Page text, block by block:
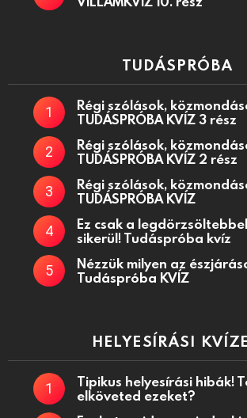
TUDÁSPRÓBA
Régi szólások,
TUDÁSPRÓBA KVÍZ 3 rész
Régi szólások,
TUDÁSPRÓBA KVÍZ 2 rész
Régi szólások,
TUDÁSPRÓBA KVÍZ
Ez csak a
sikerül! Tudáspróba kvíz
Nézzük milyen az
Tudáspróba KVÍZ
HELYESÍRÁSI
Tipikus helyesírási hibák!
elköveted ezeket?